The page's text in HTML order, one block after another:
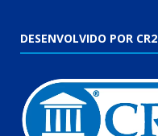
DESENVOLVIDO POR CR2